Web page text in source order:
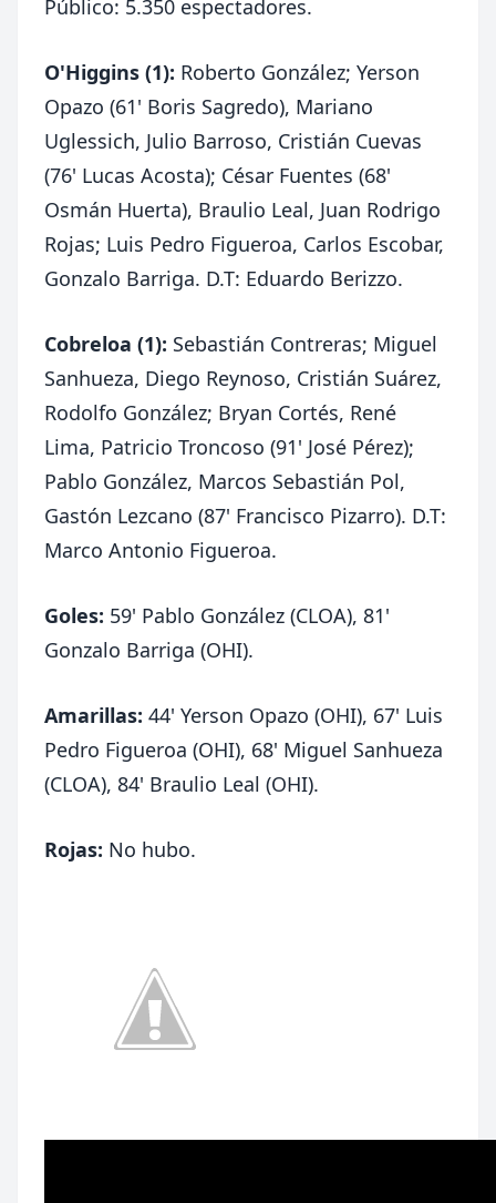
Público: 5.350 espectadores.
O'Higgins (1): Roberto González; Yerson
Opazo (61' Boris Sagredo), Mariano
Uglessich, Julio Barroso, Cristián Cuevas
(76' Lucas Acosta); César Fuentes (68'
Osmán Huerta), Braulio Leal, Juan Rodrigo
Rojas; Luis Pedro Figueroa, Carlos Escobar,
Gonzalo Barriga. D.T: Eduardo Berizzo.
Cobreloa (1): Sebastián Contreras; Miguel
Sanhueza, Diego Reynoso, Cristián Suárez,
Rodolfo González; Bryan Cortés, René
Lima, Patricio Troncoso (91' José Pérez);
Pablo González, Marcos Sebastián Pol,
Gastón Lezcano (87' Francisco Pizarro). D.T:
Marco Antonio Figueroa.
Goles: 59' Pablo González (CLOA), 81'
Gonzalo Barriga (OHI).
Amarillas: 44' Yerson Opazo (OHI), 67' Luis
Pedro Figueroa (OHI), 68' Miguel Sanhueza
(CLOA), 84' Braulio Leal (OHI).
Rojas: No hubo.